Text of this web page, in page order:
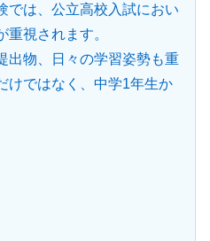
では、公立高校入試におい
視されます。
出物、日々の学習姿勢も重
けではなく、中学1年生か